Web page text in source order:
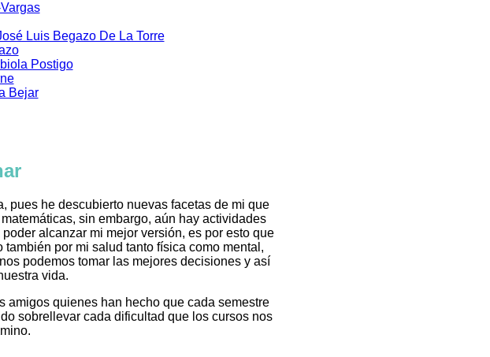
Luis Begazo De La Torre
Postigo
Bejar
pues he descubierto nuevas facetas de mi que
sin embargo, aún hay actividades
alcanzar mi mejor versión, es por esto que
por mi salud tanto física como mental,
podemos tomar las mejores decisiones y así
vida.
quienes han hecho que cada semestre
sobrellevar cada dificultad que los cursos nos